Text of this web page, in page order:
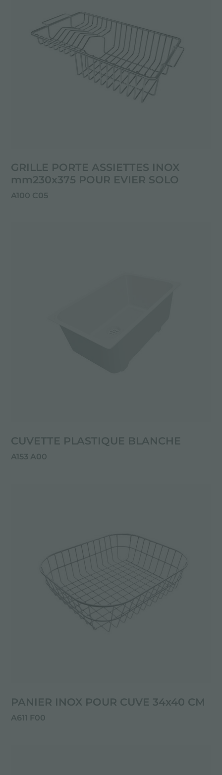
GRILLE PORTE ASSIETTES INOX
mm230x375 POUR EVIER SOLO
A100 C05
CUVETTE PLASTIQUE BLANCHE
A153 A00
PANIER INOX POUR CUVE 34x40 CM
A611 F00